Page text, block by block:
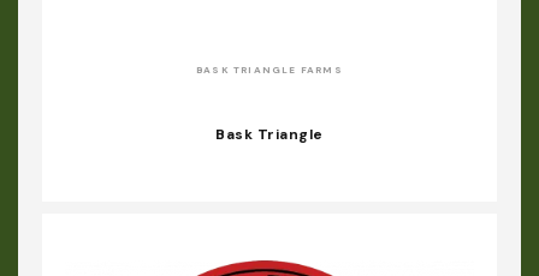
BASK TRIANGLE FARMS
Bask Triangle